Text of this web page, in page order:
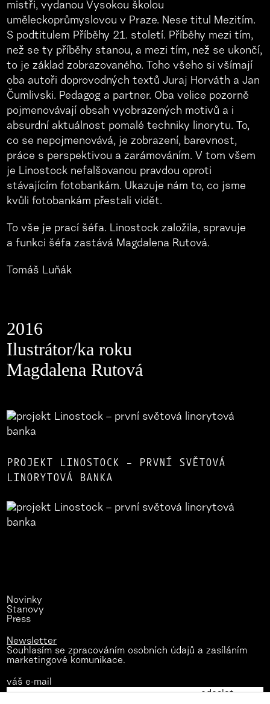
mistři, vydanou Vysokou školou
uměleckoprůmyslovou v Praze. Nese titul Mezitím.
S podtitulem Příběhy 21. století. Příběhy mezi tím,
než se ty příběhy stanou, a mezi tím, než se ukončí,
to je základ zobrazovaného. Toho všeho si všímají
oba autoři doprovodných textů Juraj Horváth a Jan
Čumlivski. Pedagog a partner. Oba velice pozorně
pojmenovávají obsah vyobrazených motivů a i
absurdní aktuálnost pomalé techniky linorytu. To,
co se nepojmenovává, je zobrazení, barevnost,
práce s perspektivou a zarámováním. V tom všem
je Linostock nefalšovanou pravdou oproti
stávajícím fotobankám. Ukazuje nám to, co jsme
kvůli fotobankám přestali vidět.
To vše je prací šéfa. Linostock založila, spravuje
a funkci šéfa zastává Magdalena Rutová.
Tomáš Luňák
2016
Ilustrátor/ka roku
Magdalena Rutová
PROJEKT LINOSTOCK – PRVNÍ SVĚTOVÁ
LINORYTOVÁ BANKA
Novinky
Stanovy
Press
Newsletter
Souhlasím se zpracováním osobních údajů a zasíláním
marketingové komunikace.
váš e-mail